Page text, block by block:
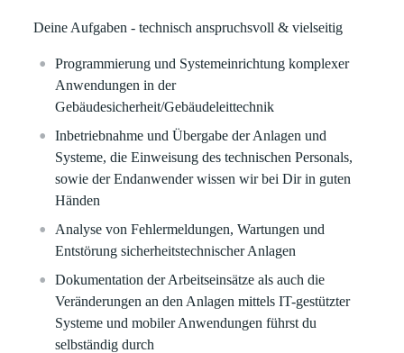
Deine Aufgaben - technisch anspruchsvoll & vielseitig
Programmierung und Systemeinrichtung komplexer
Anwendungen in der
Gebäudesicherheit/Gebäudeleittechnik
Inbetriebnahme und Übergabe der Anlagen und
Systeme, die Einweisung des technischen Personals,
sowie der Endanwender wissen wir bei Dir in guten
Händen
Analyse von Fehlermeldungen, Wartungen und
Entstörung sicherheitstechnischer Anlagen
Dokumentation der Arbeitseinsätze als auch die
Veränderungen an den Anlagen mittels IT-gestützter
Systeme und mobiler Anwendungen führst du
selbständig durch